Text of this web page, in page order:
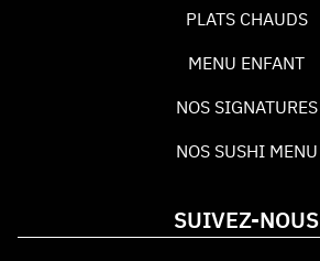
PLATS CHAUDS
MENU ENFANT
NOS SIGNATURES
NOS SUSHI MENU
SUIVEZ-NOUS